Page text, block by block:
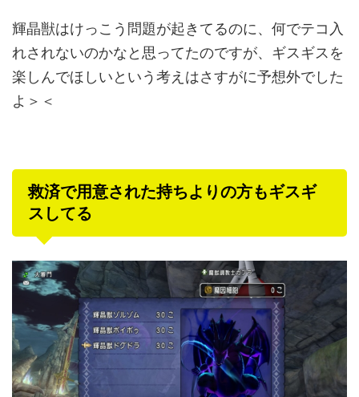
輝晶獣はけっこう問題が起きてるのに、何でテコ入
れされないのかなと思ってたのですが、ギスギスを
楽しんでほしいという考えはさすがに予想外でした
よ＞＜
救済で用意された持ちよりの方もギスギ
スしてる